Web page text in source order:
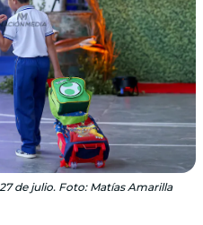
de julio. Foto: Matías Amarilla